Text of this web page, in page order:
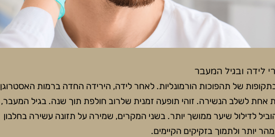
לידה ובגיל המעבר
בתקופות של תהפוכות הורמונליות. לאחר לידה, הירידה החדה ברמות האסטרוגן
אחת לשלב הנשירה. זוהי תופעה זמנית שלרוב חולפת תוך שנה. בגיל המעבר,
לדילול שיער ממושך יותר. בשני המקרים, שמירה על תזונה עשירה בחלבון
יותר ולתמוך בזקיקים הקיימים.